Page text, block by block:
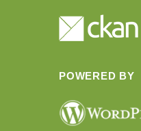
POWERED BY